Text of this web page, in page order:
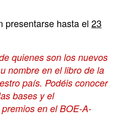
presentarse hasta el 23
quienes son los nuevos
nombre en el libro de la
país. Podéis conocer
bases y el
en el BOE-A-